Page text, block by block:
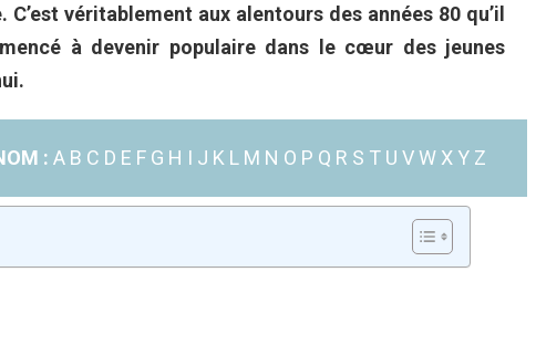
véritablement aux alentours des années 80 qu’il
à devenir populaire dans le cœur des jeunes
: A B C D E F G H I J K L M N O P Q R S T U V W X Y Z